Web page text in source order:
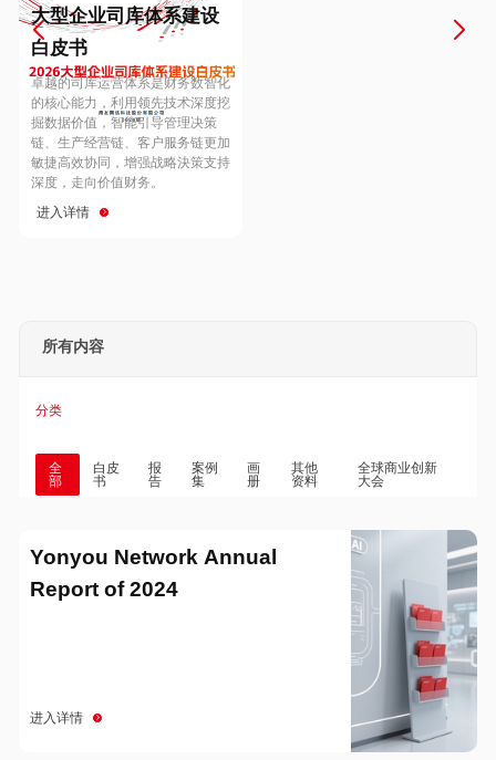
Hungary
Hong Kong
大型企业司库体系建设
白皮书
卓越的司库运营体系是财务数智化
的核心能力，利用领先技术深度挖
掘数据价值，智能引导管理决策
链、生产经营链、客户服务链更加
敏捷高效协同，增强战略決策支持
深度，走向价值财务。
进入详情
所有内容
分类
全
部
白皮
书
报
告
案例
集
画
册
其他
资料
全球商业创新
大会
Yonyou Network Annual
Report of 2024
进入详情